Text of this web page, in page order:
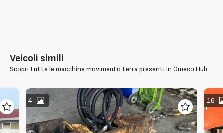
Veicoli simili
Scopri tutte le macchine movimento terra presenti in Omeco Hub
4 16